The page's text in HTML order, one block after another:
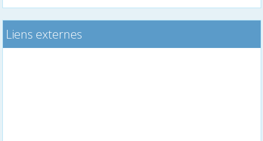
Liens externes